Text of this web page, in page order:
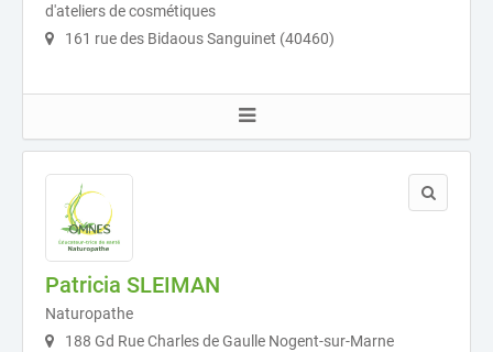
d'ateliers de cosmétiques
161 rue des Bidaous Sanguinet (40460)
Patricia SLEIMAN
Naturopathe
188 Gd Rue Charles de Gaulle Nogent-sur-Marne